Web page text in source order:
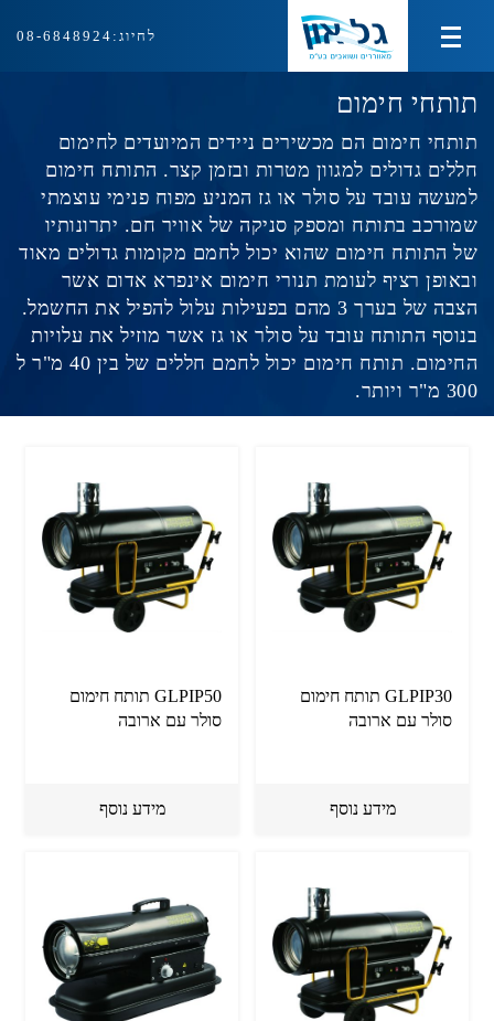
מוצרי צינון ועירפול
מוצרי חימום
מוצרי איוורור ושאיבה
ציוד למטבח המוסדי
אודות
צור קשר
08-6848924 לחיוג:
תותחי חימום
תותחי חימום הם מכשירים ניידים המיועדים לחימום
חללים גדולים למגוון מטרות ובזמן קצר. התותח חימום
למעשה עובד על סולר או גז המניע מפוח פנימי עוצמתי
שמורכב בתותח ומספק סניקה של אוויר חם. יתרונותיו
של התותח חימום שהוא יכול לחמם מקומות גדולים מאוד
ובאופן רציף לעומת תנורי חימום אינפרא אדום אשר
הצבה של בערך 3 מהם בפעילות עלול להפיל את החשמל.
בנוסף התותח עובד על סולר או גז אשר מוזיל את עלויות
החימום. תותח חימום יכול לחמם חללים של בין 40 מ"ר ל
300 מ"ר ויותר.
GLPIP30 תותח חימום
סולר עם ארובה
מידע נוסף
GLPIP50 תותח חימום
סולר עם ארובה
מידע נוסף